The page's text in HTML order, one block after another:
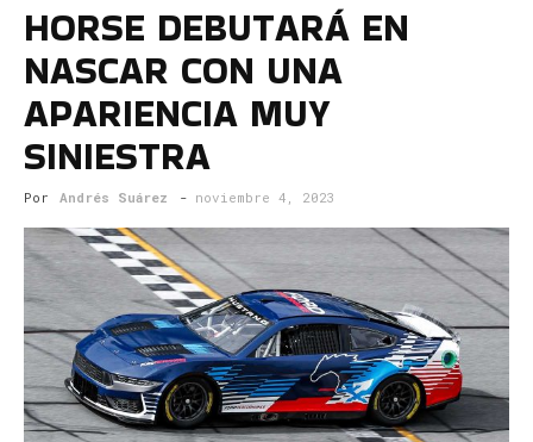
HORSE DEBUTARÁ EN
NASCAR CON UNA
APARIENCIA MUY
SINIESTRA
Por Andrés Suárez - noviembre 4, 2023